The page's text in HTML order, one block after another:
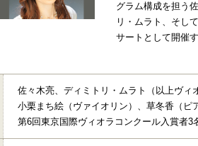
グラム構成を担う
リ・ムラト、そし
サートとして開催
佐々木亮、ディミトリ・ムラト（以上ヴィ
小栗まち絵（ヴァイオリン）、草冬香（ピ
第6回東京国際ヴィオラコンクール入賞者3